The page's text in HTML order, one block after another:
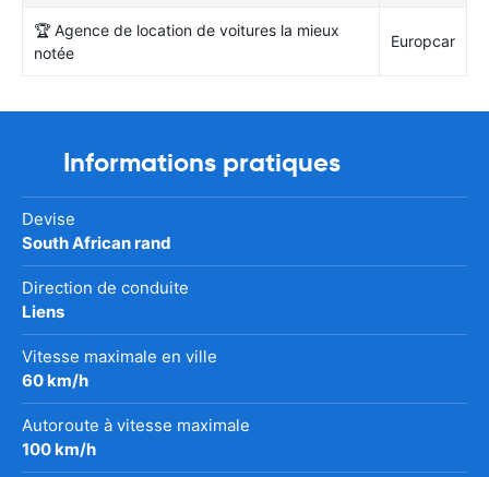
🏆 Agence de location de voitures la mieux
notée
Europcar
Informations pratiques
Devise
South African rand
Direction de conduite
Liens
Vitesse maximale en ville
60 km/h
Autoroute à vitesse maximale
100 km/h